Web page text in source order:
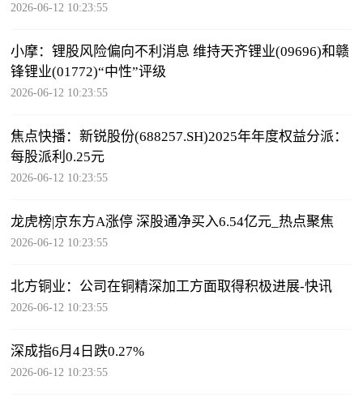
2026-06-12 10:23:55
小摩：锂股风险偏向不利消息 维持天齐锂业(09696)和赣
锋锂业(01772)“中性”评级
2026-06-12 10:23:55
焦点快播：新锐股份(688257.SH)2025年年度权益分派：
每股派利0.25元
2026-06-12 10:23:55
龙虎榜|京东方A涨停 深股通净买入6.54亿元_热点聚焦
2026-06-12 10:23:55
北方铜业：公司在铜精深加工方面取得积极进展-快讯
2026-06-12 10:23:55
深成指6月4日跌0.27%
2026-06-12 10:23:55